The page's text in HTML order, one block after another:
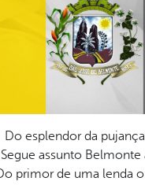
Do esplendor da
Segue assunto Belmonte
primor de uma lenda